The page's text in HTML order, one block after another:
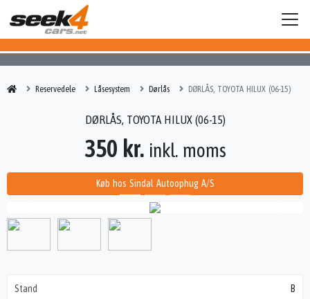
Reservedele Låsesystem Dørlås DØRLÅS, TOYOTA HILUX (06-15)
350 kr. inkl. moms
Køb hos Sindal Autoophug A/S
Stand
B
DØRLÅS, TOYOTA HILUX (06-15)